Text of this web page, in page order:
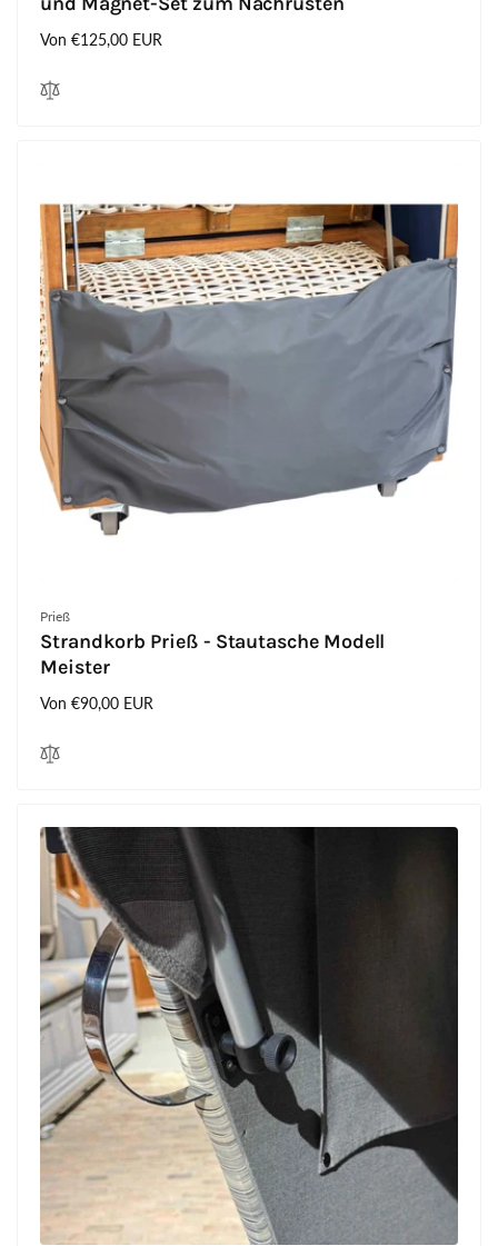
Normaler
Von €125,00 EUR
Anbieter:
Prieß
Strandkorb Prieß - Stautasche Modell
Meister
Normaler
Von €90,00 EUR